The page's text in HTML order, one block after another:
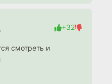
+32
смотреть и